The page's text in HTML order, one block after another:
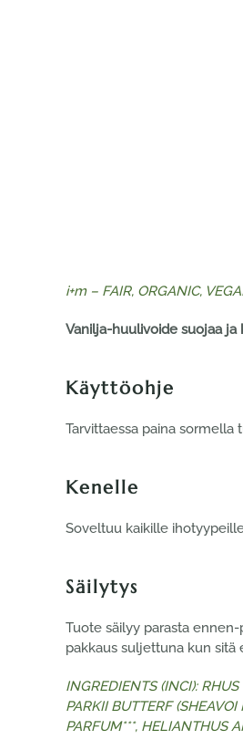
i+m – FAIR, ORGANIC,
Vanilja-huulivoide suojaa
Käyttöohje
Tarvittaessa paina
Kenelle
Soveltuu kaikille
Säilytys
Tuote säilyy parasta
pakkaus suljettuna kun sitä
INGREDIENTS (INCI):
PARKII BUTTERF
PARFUM***, HELIANTHUS